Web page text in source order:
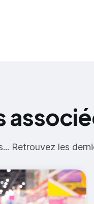
Retrouvez les